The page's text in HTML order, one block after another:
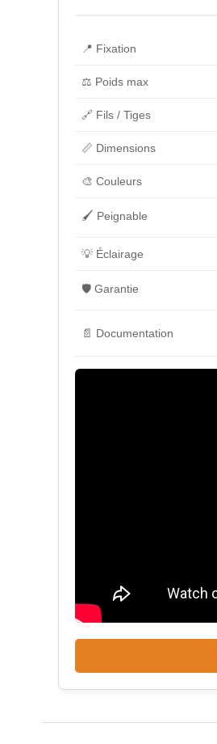
📍 Fixation
⚖️ Poids max
🔗 Fils / Tiges
📏 Dimensions
🎨 Couleurs
🖌️ Peignable
💡 Éclairage
🛡️ Garantie
📄 Documentation